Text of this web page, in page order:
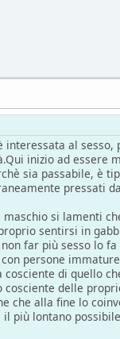
al
inizio ad essere
sia passabile, è
pressati
si lamenti
sentirsi in
far più sesso lo
persone
di quello
delle
che alla fine lo
il più lontano